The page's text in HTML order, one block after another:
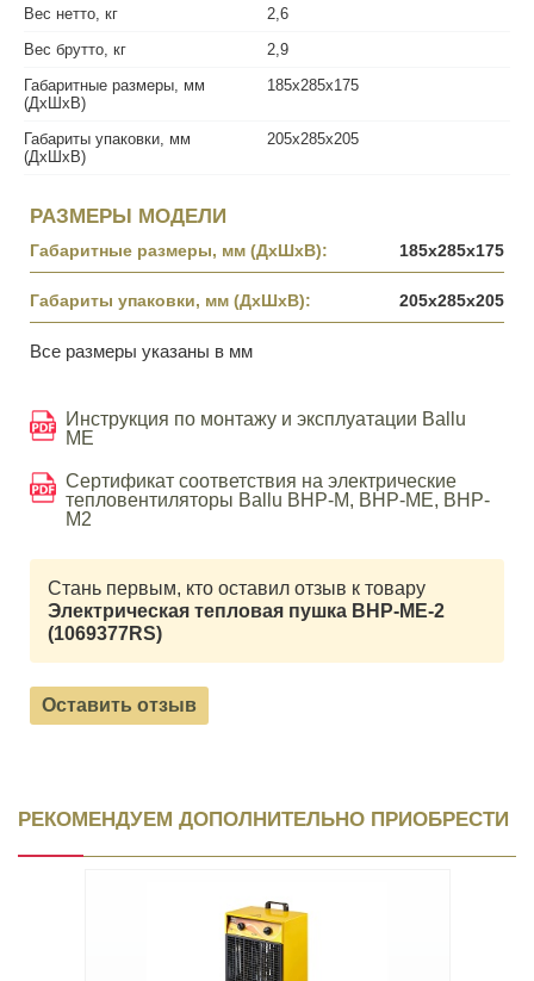
Вес нетто, кг
2,6
Вес брутто, кг
2,9
Габаритные размеры, мм
(ДхШхВ)
185х285х175
Габариты упаковки, мм
(ДхШхВ)
205х285х205
РАЗМЕРЫ МОДЕЛИ
Габаритные размеры, мм (ДхШхВ): 185х285х175
Габариты упаковки, мм (ДхШхВ): 205х285х205
Все размеры указаны в мм
Инструкция по монтажу и эксплуатации Ballu
ME
Сертификат соответствия на электрические
тепловентиляторы Ballu BHP-M, BHP-ME, BHP-
M2
Стань первым, кто оставил отзыв к товару
Электрическая тепловая пушка BHP-ME-2
(1069377RS)
Оставить отзыв
РЕКОМЕНДУЕМ ДОПОЛНИТЕЛЬНО ПРИОБРЕСТИ